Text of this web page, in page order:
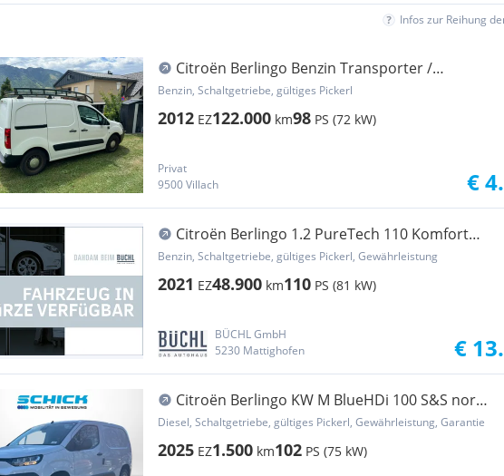
Infos zur Reihung
Citroën Berlingo Benzin Transporter /
Kastenwagen
Benzin, Schaltgetriebe, gültiges Pickerl
2012 EZ122.000 km98 PS (72 kW)
Privat
9500 Villach
€
Citroën Berlingo 1.2 PureTech 110 Komfort
Plus M (EURO 6d) Transporter / Kastenwagen
Benzin, Schaltgetriebe, gültiges Pickerl, Gewährleistung
2021 EZ48.900 km110 PS (81 kW)
BÜCHL GmbH
5230 Mattighofen
€
Citroën Berlingo KW M BlueHDi 100 S&S norm.
Nutzl. Transporter / Kastenwagen
Diesel, Schaltgetriebe, gültiges Pickerl, Gewährleistung, Garantie
2025 EZ1.500 km102 PS (75 kW)